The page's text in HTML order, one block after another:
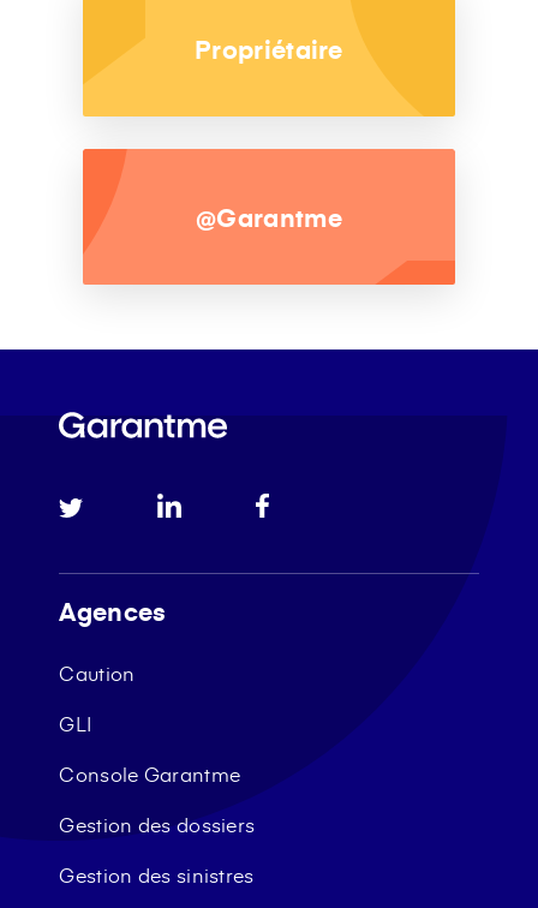
Propriétaire
@Garantme
Agences
Caution
GLI
Console Garantme
Gestion des dossiers
Gestion des sinistres